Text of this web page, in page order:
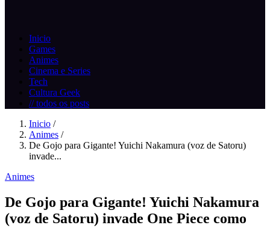
Inicio
Games
Animes
Cinema e Series
Tech
Cultura Geek
// todos os posts
Inicio /
Animes /
De Gojo para Gigante! Yuichi Nakamura (voz de Satoru)
invade...
Animes
De Gojo para Gigante! Yuichi Nakamura
(voz de Satoru) invade One Piece como